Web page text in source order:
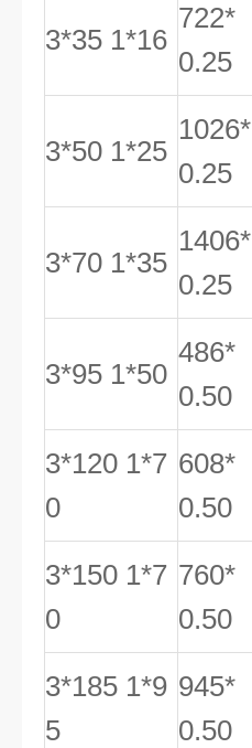
3*35 1*16
722*
0.25
3*50 1*25
1026*
0.25
3*70 1*35
1406*
0.25
3*95 1*50
486*
0.50
3*120 1*7
0
608*
0.50
3*150 1*7
0
760*
0.50
3*185 1*9
5
945*
0.50